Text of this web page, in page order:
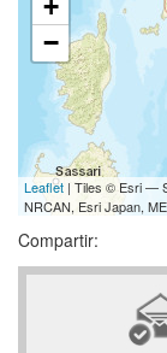
+
−
Leaflet | Tiles © Esri —
NRCAN, Esri Japan,
Compartir: